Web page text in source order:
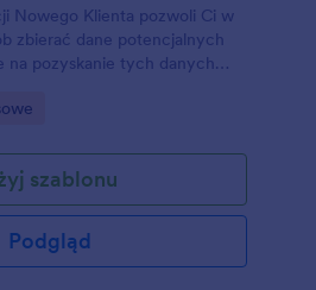
Nowego Klienta pozwoli Ci w
zbierać dane potencjalnych
na pozyskanie tych danych
szerokiego zakresu opcji
rekomendacji i
szablonu
Podgląd